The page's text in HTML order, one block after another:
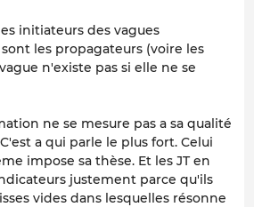
initiateurs des vagues
les propagateurs (voire les
n'existe pas si elle ne se
ne se mesure pas a sa qualité
a qui parle le plus fort. Celui
impose sa thèse. Et les JT en
justement parce qu'ils
vides dans lesquelles résonne